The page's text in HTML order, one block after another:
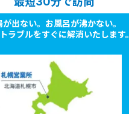
が出ない。お風呂が沸かない。
ラブルをすぐに解消いたします。